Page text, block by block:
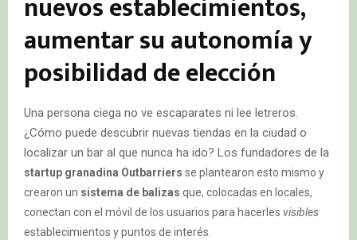
aumentar su autonomía y
posibilidad de elección
Una persona ciega no ve escaparates ni lee letreros.
¿Cómo puede descubrir nuevas tiendas en la ciudad o
localizar un bar al que nunca ha ido? Los fundadores de la
startup granadina Outbarriers se plantearon esto mismo y
crearon un sistema de balizas que, colocadas en locales,
conectan con el móvil de los usuarios para hacerles visibles
establecimientos y puntos de interés.